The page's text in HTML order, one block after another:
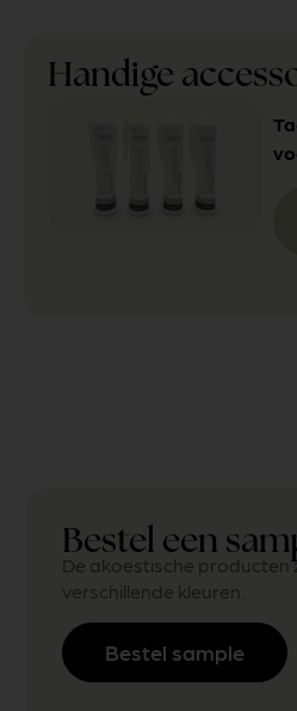
Handige
Bestel een
De akoestische producten
verschillende kleuren.
Bestel sample